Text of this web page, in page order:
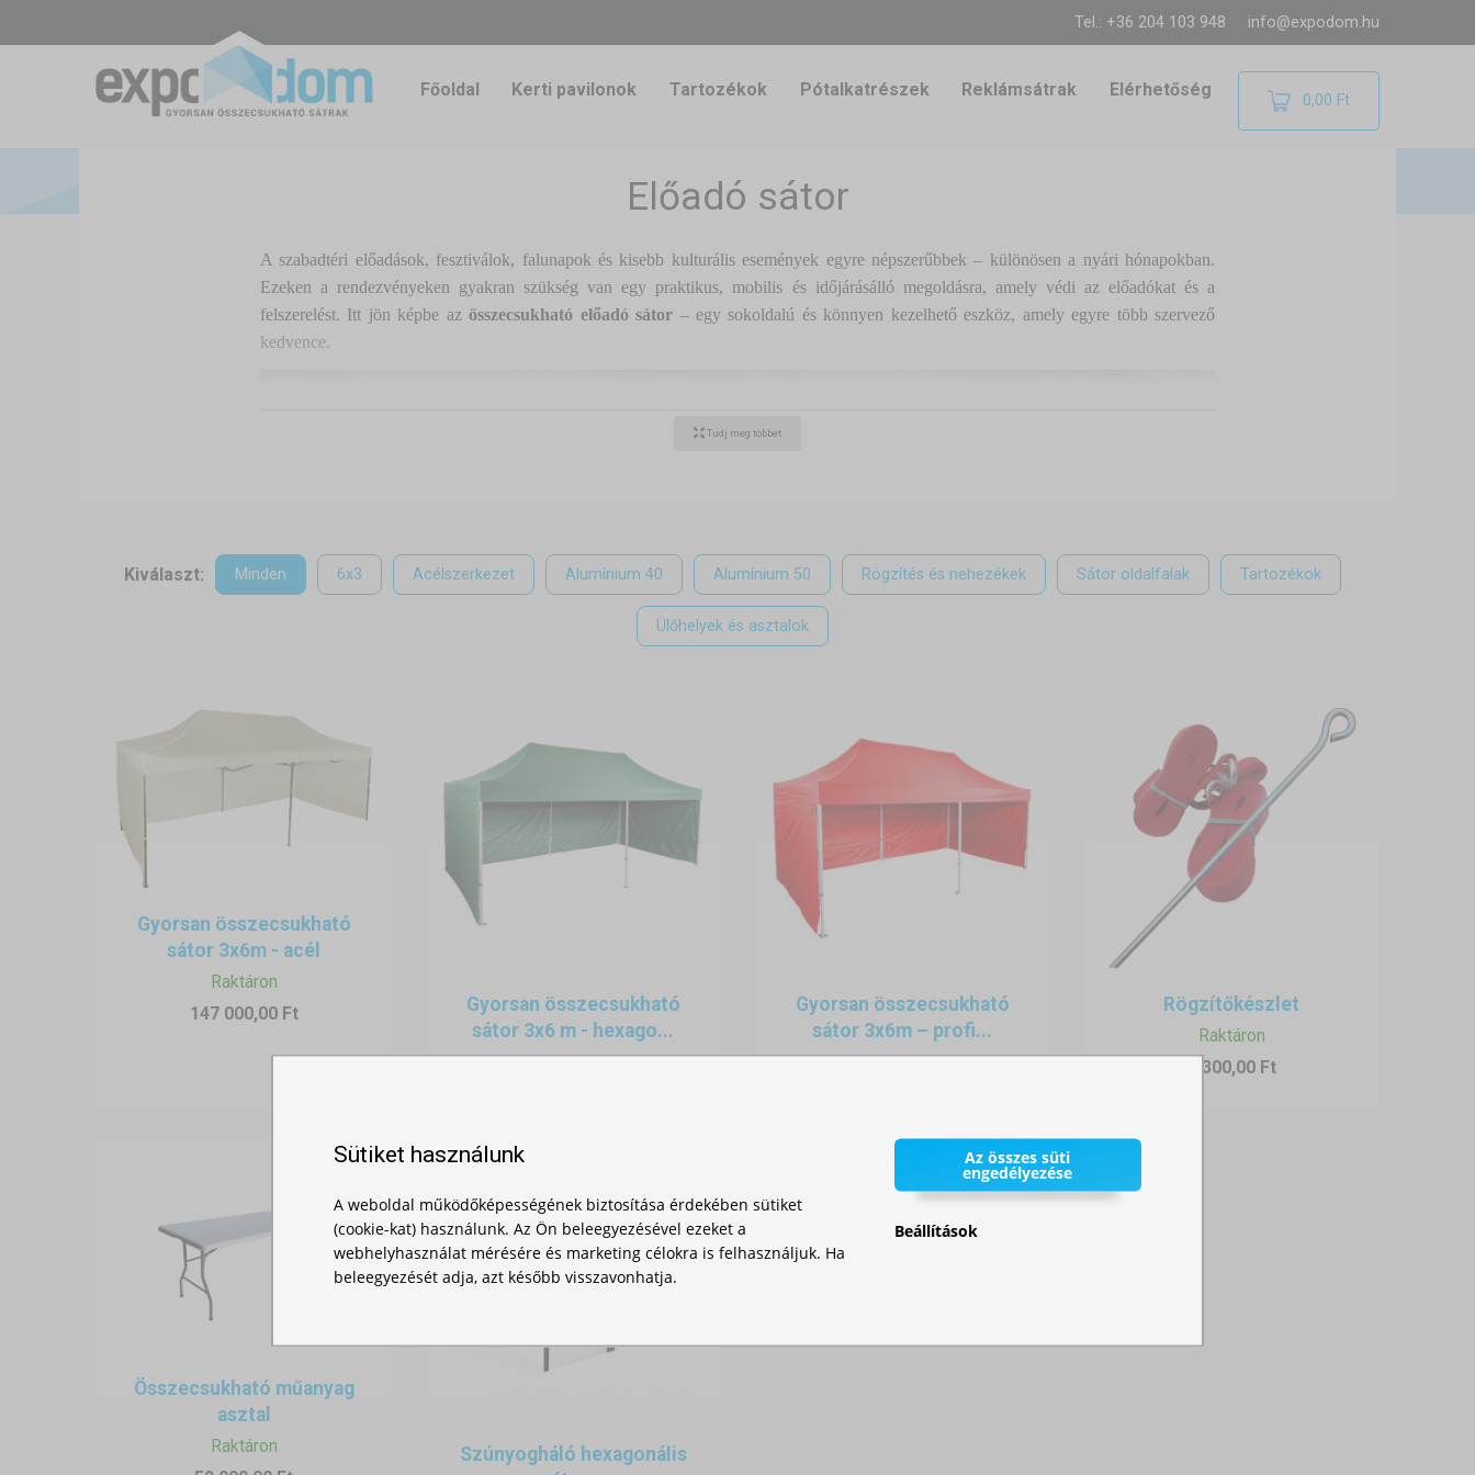
Tel.: +36 204 103 948 info@expodom.hu
Főoldal Kerti pavilonok Tartozékok Pótalkatrészek Reklámsátrak Elérhetőség 0,00 Ft
Előadó sátor
A szabadtéri előadások, fesztiválok, falunapok és kisebb kulturális események egyre népszerűbbek – különösen a nyári hónapokban.
Ezeken a rendezvényeken gyakran szükség van egy praktikus, mobilis és időjárásálló megoldásra, amely védi az előadókat és a
felszerelést. Itt jön képbe azösszecsukható előadó sátor – egy sokoldalú és könnyen kezelhető eszköz, amely egyre több szervező
kedvence.
Mi az az előadó sátor?
(más néven pavilon vagy gyorssátor) olyan használati formája, amikor aztszínpadként
előadótérként , vagytechnikai háttérkéntalkalmazzák különféle szabadtéri eseményeken.
Előnyei szabadtéri előadásokon
Az összecsukható sátrak néhány perc alatt felállíthatók, szerszám nélkül. Ez különösen hasznos akkor, ha rövid idő áll rendelkezésre az
✅ Mobilitás
A sátor könnyen szállítható, akár személyautóval is, és egy kis csapat vagy akár egyetlen ember is kezelni tudja.
Tudj meg többet
Kiválaszt: Minden 6x3 Acélszerkezet Alumínium 40 Alumínium 50 Rögzítés és nehezékek Sátor oldalfalak Tartozékok
Ülőhelyek és asztalok
Gyorsan összecsukható
sátor 3x6m - acél
Raktáron
147 000,00 Ft
Gyorsan összecsukható
sátor 3x6 m - hexago...
Raktáron
Gyorsan összecsukható
sátor 3x6m – profi...
Raktáron
Rögzítőkészlet
Raktáron
7 300,00 Ft
Összecsukható műanyag
asztal
Raktáron
Szúnyogháló hexagonális
Sütiket használunk
A weboldal működőképességének biztosítása érdekében sütiket
(cookie-kat) használunk. Az Ön beleegyezésével ezeket a
webhelyhasználat mérésére és marketing célokra is felhasználjuk. Ha
beleegyezését adja, azt később visszavonhatja.
Az összes süti
engedélyezése
Beállítások